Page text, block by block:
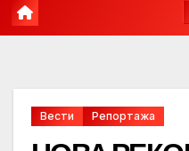
Вести Репортажа